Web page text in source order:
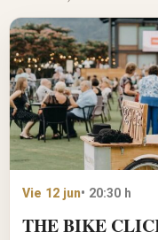
Vie 12 jun• 20:30 h
THE BIKE